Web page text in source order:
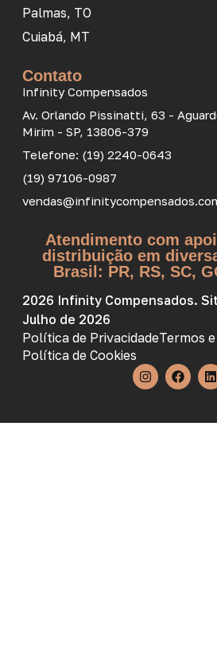
Palmas, TO
Cuiabá, MT
Contato
Infinity Compensados
Av. Orlando Pissinatti, 63 -
Mirim - SP, 13806-379
Telefone: (19) 2240-0643
(19) 97106-0987
Atendimento com
distribuição em
Brasil: PR, RS, SC,
2026 Infinity Compensados.
Julho de 2026
Política de PrivacidadeTermos
Política de Cookies